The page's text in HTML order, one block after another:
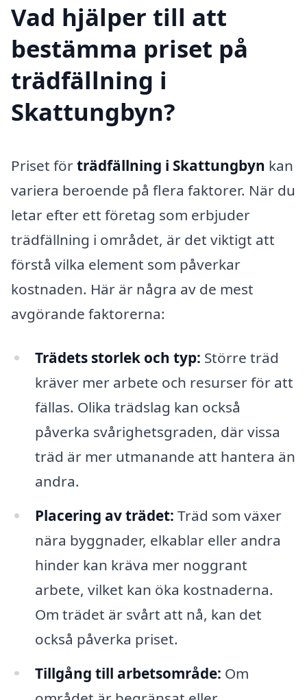
Vad hjälper till att
bestämma priset på
trädfällning i
Skattungbyn?
Priset förträdfällning i Skattungbyn kan
variera beroende på flera faktorer. När du
letar efter ett företag som erbjuder
trädfällning i området, är det viktigt att
förstå vilka element som påverkar
kostnaden. Här är några av de mest
avgörande faktorerna:
Trädets storlek och typ: Större träd
kräver mer arbete och resurser för att
fällas. Olika trädslag kan också
påverka svårighetsgraden, där vissa
träd är mer utmanande att hantera än
andra.
Placering av trädet: Träd som växer
nära byggnader, elkablar eller andra
hinder kan kräva mer noggrant
arbete, vilket kan öka kostnaderna.
Om trädet är svårt att nå, kan det
också påverka priset.
Tillgång till arbetsområde: Om